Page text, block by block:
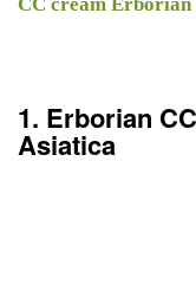
1. Erborian
Asiatica